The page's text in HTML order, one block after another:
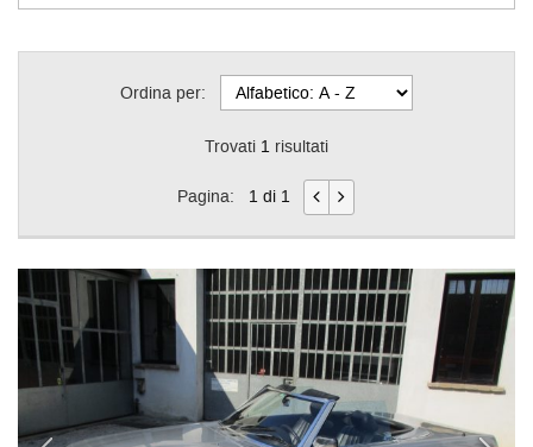
Ordina per:
Trovati 1 risultati
Pagina: 1 di 1